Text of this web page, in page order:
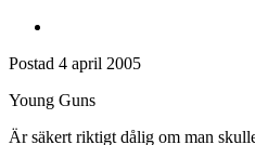
Postad 4 april 2005
Young Guns
Är säkert riktigt dålig om man